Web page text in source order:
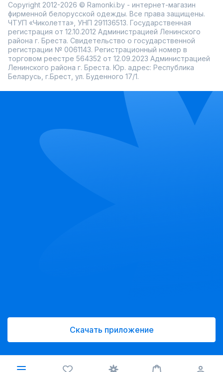
Copyright 2012-2026 © Ramonki.by - интернет-магазин
фирменной белорусской одежды. Все права защищены.
ЧТУП «Чиколетта», УНП 291136513. Государственная
регистрация от 12.10.2012 Администрацией Ленинского
района г. Бреста. Свидетельство о государственной
регистрации № 0061143. Регистрационный номер в
торговом реестре 564352 от 12.09.2023 Администрацией
Ленинского района г. Бреста. Юр. адрес: Республика
Беларусь, г.Брест, ул. Буденного 17/1.
Скачать приложение